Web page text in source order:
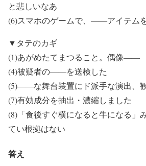
と悲しいなあ
(6)スマホのゲームで、――アイテム
▼タテのカギ
(1)あがめたてまつること。偶像――
(4)被疑者の――を送検した
(5)――な舞台装置にド派手な演出、
(7)有効成分を抽出・濃縮しました
(8)「食後すぐ横になると牛になる」
てい根拠はない
答え